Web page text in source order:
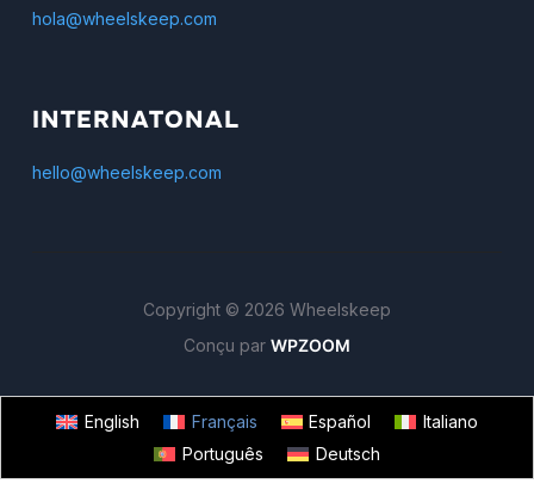
hola@wheelskeep.com
INTERNATONAL
hello@wheelskeep.com
Copyright © 2026 Wheelskeep
Conçu par WPZOOM
English Français Español
Italiano
Português
Deutsch